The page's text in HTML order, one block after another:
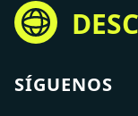
SÍGUENOS